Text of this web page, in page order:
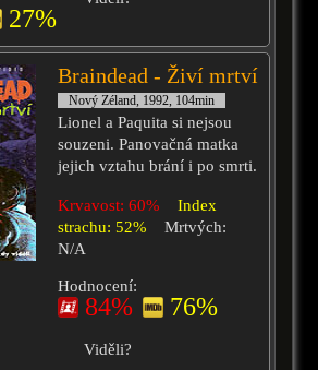
27%
Braindead - Živí mrtví
Nový Zéland, 1992, 104min
Lionel a Paquita si nejsou
souzeni. Panovačná matka
jejich vztahu brání i po smrti.
Krvavost: 60%
Index
strachu: 52%
Mrtvých:
N/A
Hodnocení:
84% 76%
Viděli?